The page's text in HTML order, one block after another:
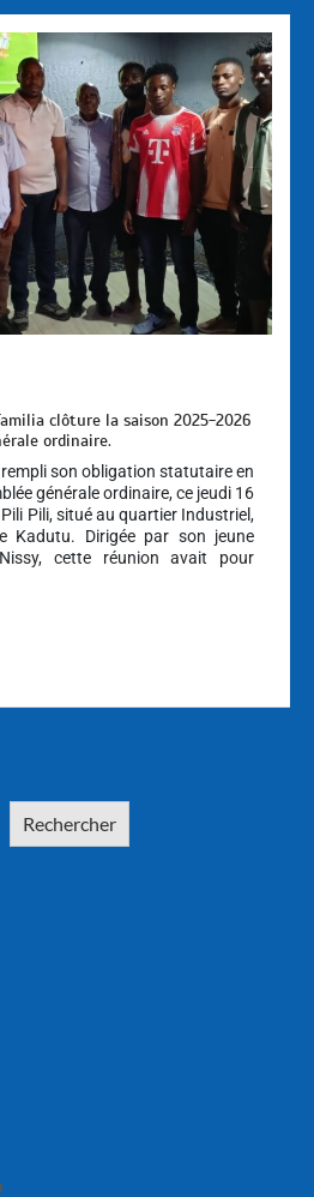
clôture la saison 2025-2026
ordinaire.
son obligation statutaire en
générale ordinaire, ce jeudi 16
Pili Pili, situé au quartier Industriel,
Kadutu. Dirigée par son jeune
cette réunion avait pour
Rechercher